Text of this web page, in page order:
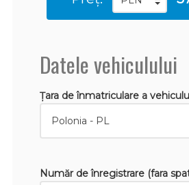
Datele vehiculului
Țara de înmatriculare a
Număr de înregistrare (fara